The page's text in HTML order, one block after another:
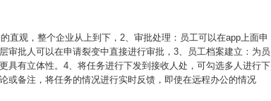
直观，整个企业从上到下，2、审批处理：员工可以在app上面申
审批人可以在申请裂变中直接进行审批，3、员工档案建立：为员
具有立体性。4、将任务进行下发到接收人处，可勾选多人进行下
或备注，将任务的情况进行实时反馈，即使在远程办公的情况